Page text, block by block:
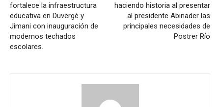
fortalece la infraestructura
educativa en Duvergé y
Jimani con inauguración de
modernos techados
escolares.
haciendo historia al presentar
al presidente Abinader las
principales necesidades de
Postrer Río